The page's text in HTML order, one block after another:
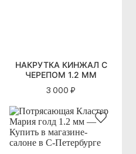
НАКРУТКА КИНЖАЛ С
ЧЕРЕПОМ 1.2 ММ
3 000 ₽